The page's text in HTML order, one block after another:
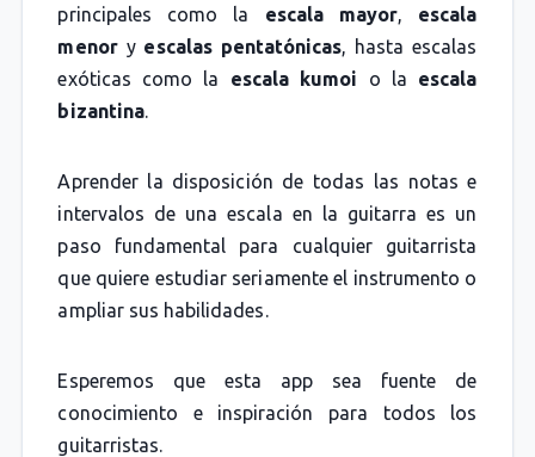
principales como la escala mayor, escala
menory escalas pentatónicas, hasta escalas
exóticas como la escala kumoi o la escala
bizantina.
Aprender la disposición de todas las notas e
intervalos de una escala en la guitarra es un
paso fundamental para cualquier guitarrista
que quiere estudiar seriamente el instrumento o
ampliar sus habilidades.
Esperemos que esta app sea fuente de
conocimiento e inspiración para todos los
guitarristas.